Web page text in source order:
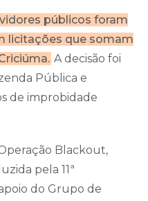
públicos foram
licitações que somam
A decisão foi
Pública e
de improbidade
Blackout,
pela 11ª
do Grupo de